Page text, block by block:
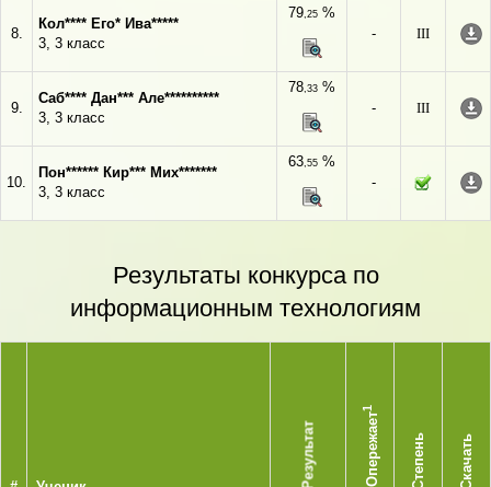
8.
Кол**** Его* Ива*****
3, 3 класс
79,25 %
-
III
9.
Саб**** Дан*** Але**********
3, 3 класс
78,33 %
-
III
10.
Пон****** Кир*** Мих*******
3, 3 класс
63,55 %
-
Результаты конкурса по
информационным технологиям
Результат Опережает
1
Степень Скачать